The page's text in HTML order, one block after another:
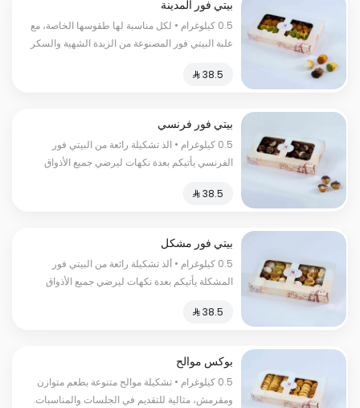
بيتي فور المدينة
0.5 كيلوغرام • لكل مناسبة لها طقوسها الخاصة، مع
علبة البيتي فور المصنوعة من الزبدة الشهية والسكر
الفاخر السعرات الحرارية:٢٥٠سعرة حرارية
بيتي فور فرنسي
0.5 كيلوغرام • الذ تشكيلة رائعة من البيتي فور
الفرنسي يأتيكم بعدة نكهات ليرضي جميع الأذواق
بيتي فور مشكل
0.5 كيلوغرام • ألذ تشكيلة رائعة من البيتي فور
المشكلة يأتيكم بعدة نكهات ليرضي جميع الأذواق
بوكس موالح
0.5 كيلوغرام • تشكيلة موالح متنوعة بطعم متوازن
ومقرمش، مثالية للتقديم في الجلسات والمناسبات.